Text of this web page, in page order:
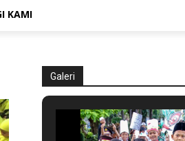
KAMI
Galeri